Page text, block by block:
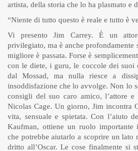
artista, della storia che lo ha plasmato e
“Niente di tutto questo è reale e tutto è
Vi presento Jim Carrey. È un
privilegiato, ma è anche profondamente
migliore è passata. Forse è
con le diete, i guru, le coccole dei suoi
dal Mossad, ma nulla riesce a
insoddisfazione che lo avvolge. Non lo
consigli del suo caro amico, l’attore
Nicolas Cage. Un giorno, Jim incontra
vita, sensuale e spietata. Con l’aiuto
Kaufman, ottiene un ruolo importante
che potrebbe aiutarlo a scoprire un lato
dritto all’Oscar. Le cose finalmente si